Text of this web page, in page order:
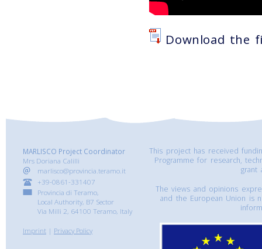
Download the
MARLISCO Project Coordinator
Mrs Doriana Calilli
marlisco@provincia.teramo.it
+39-0861-331407
Provincia di Teramo,
Local Authority, B7 Sector
Via Milli 2, 64100 Teramo, Italy
Imprint | Privacy Policy
This project has received
Programme for research,
grant
The views and opinions
and the European Union is